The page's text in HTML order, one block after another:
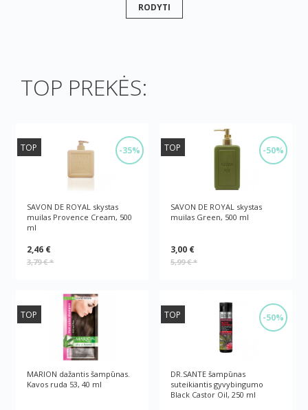
RODYTI
TOP PREKĖS:
-35%
TOP
SAVON DE ROYAL skystas
muilas Provence Cream, 500
ml
2,46 €
3,79 €*
-50%
TOP
SAVON DE ROYAL skystas
muilas Green, 500 ml
3,00 €
5,99 €*
TOP
MARION dažantis šampūnas.
Kavos ruda 53, 40 ml
-50%
TOP
DR.SANTE šampūnas
suteikiantis gyvybingumo
Black Castor Oil, 250 ml